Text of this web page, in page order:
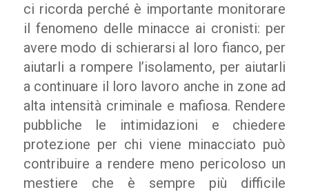
ci ricorda perché è importante monitorare
il fenomeno delle minacce ai cronisti: per
avere modo di schierarsi al loro fianco, per
aiutarli a rompere l’isolamento, per aiutarli
a continuare il loro lavoro anche in zone ad
alta intensità criminale e mafiosa. Rendere
pubbliche le intimidazioni e chiedere
protezione per chi viene minacciato può
contribuire a rendere meno pericoloso un
mestiere che è sempre più difficile